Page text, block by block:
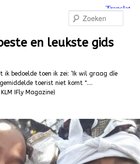
en leukste gids
ik bedoelde toen ik zei: ‘Ik wil graag díe
toerist niet komt "….
IFly Magazine)